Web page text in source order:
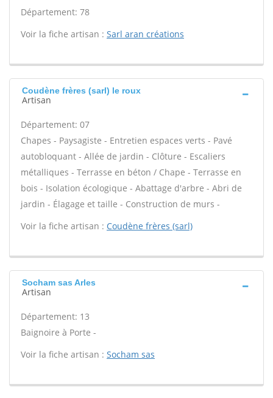
Département: 78
Voir la fiche artisan : Sarl aran créations
Coudène frères (sarl) le roux
Artisan
Département: 07
Chapes - Paysagiste - Entretien espaces verts - Pavé
autobloquant - Allée de jardin - Clôture - Escaliers
métalliques - Terrasse en béton / Chape - Terrasse en
bois - Isolation écologique - Abattage d'arbre - Abri de
jardin - Élagage et taille - Construction de murs -
Voir la fiche artisan : Coudène frères (sarl)
Socham sas Arles
Artisan
Département: 13
Baignoire à Porte -
Voir la fiche artisan : Socham sas